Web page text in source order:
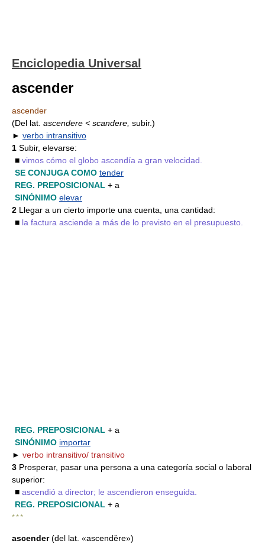
Enciclopedia Universal
ascender
ascender
(Del lat. ascendere < scandere, subir.)
► verbo intransitivo
1 Subir, elevarse:
■ vimos cómo el globo ascendía a gran velocidad.
SE CONJUGA COMO tender
REG. PREPOSICIONAL + a
SINÓNIMO elevar
2 Llegar a un cierto importe una cuenta, una cantidad:
■ la factura asciende a más de lo previsto en el presupuesto.
REG. PREPOSICIONAL + a
SINÓNIMO importar
► verbo intransitivo/ transitivo
3 Prosperar, pasar una persona a una categoría social o laboral
superior:
■ ascendió a director; le ascendieron enseguida.
REG. PREPOSICIONAL + a
* * *
ascender(del lat. «ascendĕre»)